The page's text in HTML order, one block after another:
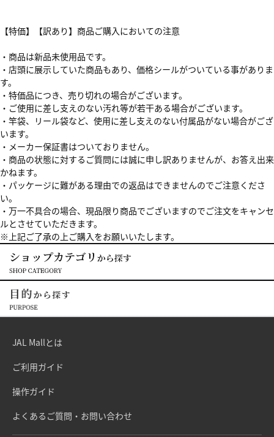
【特価】【訳あり】商品ご購入においての注意
・商品は新品未使用品です。
・店頭に展示していた商品もあり、価格シールがついている事がありま
す。
・特価品につき、売り切れの場合がございます。
・ご使用に差し支えのない汚れ等が若干ある場合がございます。
・竿袋、リール袋など、使用に差し支えのない付属品がない場合がござ
います。
・メーカー保証書はついておりません。
・商品の状態に対するご質問には誠に申し訳ありませんが、お答え出来
かねます。
・パッケージに難がある理由での返品はできませんのでご注意くださ
い。
・万一不具合の場合、現品限り商品でございますのでご注文をキャンセ
ルとさせていただきます。
※上記ご了承の上ご購入をお願いいたします。
JAL Mallとは
ご利用ガイド
操作ガイド
よくあるご質問・お問い合わせ